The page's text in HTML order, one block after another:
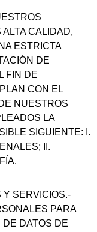
CALIDAD,
ESTRICTA
DE
FIN DE
CON EL
NUESTROS
LA
SIGUIENTE: I.
II.
SERVICIOS.-
PARA
DATOS DE